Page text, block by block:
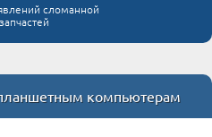
сломанной
компьютерам